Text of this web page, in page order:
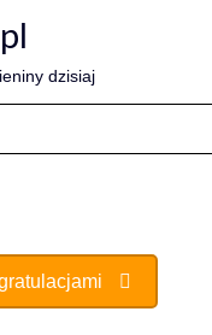
dzisiaj